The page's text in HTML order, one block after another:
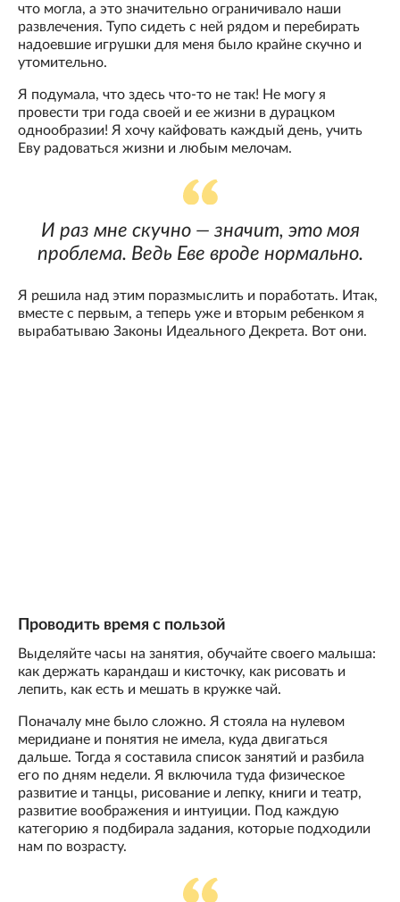
что могла, а это значительно ограничивало наши
развлечения. Тупо сидеть с ней рядом и перебирать
надоевшие игрушки для меня было крайне скучно и
утомительно.
Я подумала, что здесь что-то не так! Не могу я
провести три года своей и ее жизни в дурацком
однообразии! Я хочу кайфовать каждый день, учить
Еву радоваться жизни и любым мелочам.
И раз мне скучно — значит, это моя
проблема. Ведь Еве вроде нормально.
Я решила над этим поразмыслить и поработать. Итак,
вместе с первым, а теперь уже и вторым ребенком я
вырабатываю Законы Идеального Декрета. Вот они.
Проводить время с пользой
Выделяйте часы на занятия, обучайте своего малыша:
как держать карандаш и кисточку, как рисовать и
лепить, как есть и мешать в кружке чай.
Поначалу мне было сложно. Я стояла на нулевом
меридиане и понятия не имела, куда двигаться
дальше. Тогда я составила список занятий и разбила
его по дням недели. Я включила туда физическое
развитие и танцы, рисование и лепку, книги и театр,
развитие воображения и интуиции. Под каждую
категорию я подбирала задания, которые подходили
нам по возрасту.